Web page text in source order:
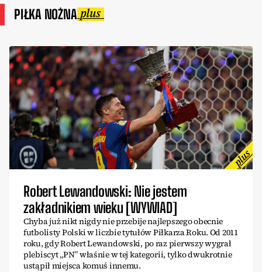
PIŁKA NOŻNA
Robert Lewandowski: Nie jestem
zakładnikiem wieku [WYWIAD]
Chyba już nikt nigdy nie przebije najlepszego obecnie
futbolisty Polski w liczbie tytułów Piłkarza Roku. Od 2011
roku, gdy Robert Lewandowski, po raz pierwszy wygrał
plebiscyt „PN” właśnie w tej kategorii, tylko dwukrotnie
ustąpił miejsca komuś innemu.